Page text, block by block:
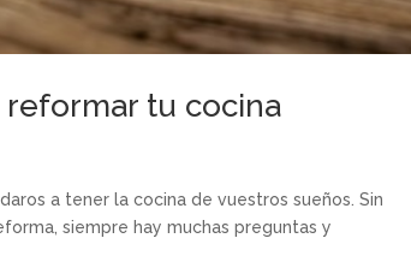
tu cocina
a tener la cocina de vuestros sueños. Sin
siempre hay muchas preguntas y